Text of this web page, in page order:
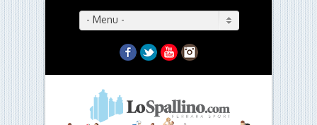
- Menu -
Facebook
TwitterYouTubeInstagram